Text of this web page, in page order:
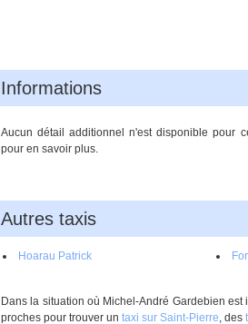
Informations
Aucun détail additionnel n'est disponible pour
pour en savoir plus.
Autres taxis
Hoarau Patrick
Dans la situation où Michel-André Gardebien
proches pour trouver un taxi sur Saint-Pierre, des